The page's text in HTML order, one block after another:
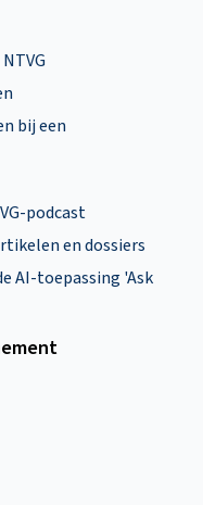
bij een
podcast
en dossiers
AI-toepassing 'Ask